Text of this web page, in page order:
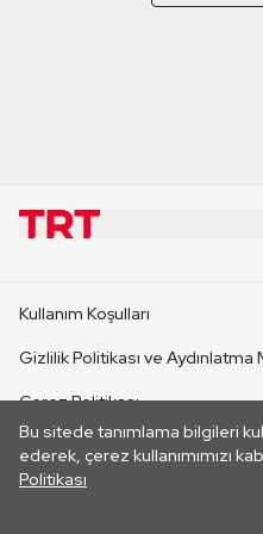
Bu sitede tanımlama bilgileri
ederek, çerez kullanımımızı
Politikası
CANLI YAYINLAR
Kullanım Koşulları
Gizlilik Politikası ve Aydınlatma
Çerez Politikası
İletişim
Her hakkı saklıdır. ©2026